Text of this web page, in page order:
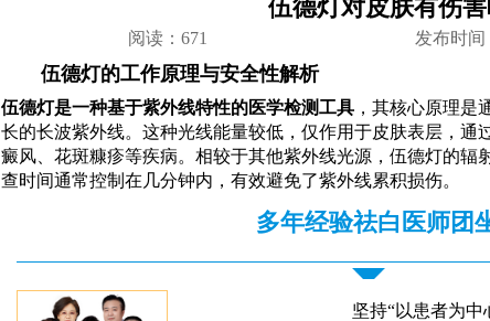
伍德灯对皮肤有伤
阅读： 671 发布时间
伍德灯的工作原理与安全性解析
伍德灯是一种基于紫外线特性的医学检测工具，其核心原理是
长的长波紫外线。这种光线能量较低，仅作用于皮肤表层，通
癜风、花斑糠疹等疾病。相较于其他紫外线光源，伍德灯的辐
查时间通常控制在几分钟内，有效避免了紫外线累积损伤。
多年经验祛白医师团
坚持“以患者为中